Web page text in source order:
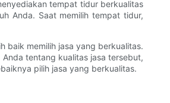
tempat tidur berkualitas
Anda. Saat memilih tempat tidur,
baik memilih jasa yang berkualitas.
tentang kualitas jasa tersebut,
pilih jasa yang berkualitas.